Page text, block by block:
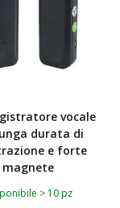
vocale
durata di
e forte
magnete
> 10 pz